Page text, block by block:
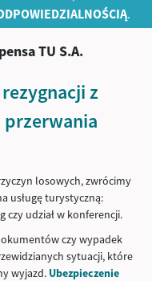
.
TU S.A.
z
przerwania
losowych, zwrócimy
usługę turystyczną:
udział w konferencji.
czy wypadek
sytuacji, które
wyjazd. Ubezpieczenie